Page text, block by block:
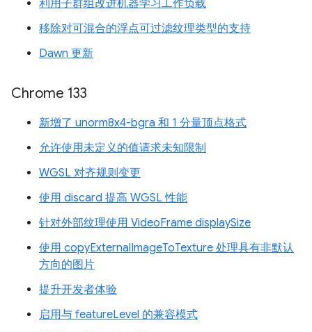
利用子群组改进机器学习工作负载
移除对可混合的浮点可过滤纹理类型的支持
Dawn 更新
Chrome 133
新增了 unorm8x4-bgra 和 1 分量顶点格式
允许使用未定义的值请求未知限制
WGSL 对齐规则变更
使用 discard 提高 WGSL 性能
针对外部纹理使用 VideoFrame displaySize
使用 copyExternalImageToTexture 处理具有非默认
方向的图片
提升开发者体验
启用与 featureLevel 的兼容模式